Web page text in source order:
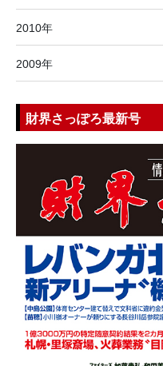
2010年
2009年
財界さっぽろ最新号